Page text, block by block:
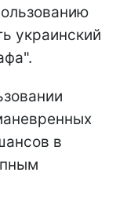
украинский
в